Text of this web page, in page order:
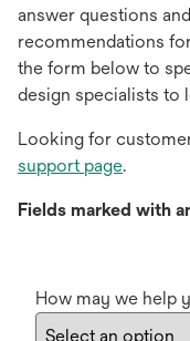
answer questions
recommendations
the form below to
design specialists to
Looking for
support page.
Fields marked with
How may we help